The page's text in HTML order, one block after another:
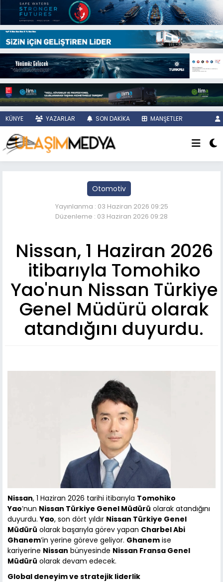
KÜNYE YAZARLAR SON DAKİKA MANŞETLER
Otomotiv
Yayınlanma : 03 Haziran 2026 09:25
Düzenleme : 03 Haziran 2026 09:28
Nissan, 1 Haziran 2026
itibarıyla Tomohiko
Yao'nun Nissan Türkiye
Genel Müdürü olarak
atandığını duyurdu.
Nissan, 1 Haziran 2026 tarihi itibarıyla Tomohiko
Yao’nun Nissan Türkiye Genel Müdürü olarak atandığını
duyurdu.Yao, son dört yıldır Nissan Türkiye Genel
Müdürü olarak başarıyla görev yapan Charbel Abi
Ghanem’in yerine göreve geliyor. Ghanem ise
kariyerine Nissan bünyesinde Nissan Fransa Genel
Müdürü olarak devam edecek.
Global deneyim ve stratejik liderlik